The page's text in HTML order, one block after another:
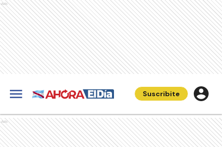
Ads
Suscribite
Ads